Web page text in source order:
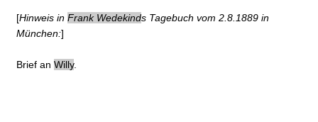
[Hinweis in Frank Wedekinds Tagebuch vom 2.8.1889 in
München:]
Brief an Willy.